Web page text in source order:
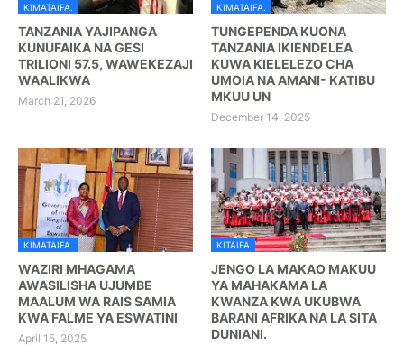
KIMATAIFA.
TANZANIA YAJIPANGA
KUNUFAIKA NA GESI
TRILIONI 57.5, WAWEKEZAJI
WAALIKWA
March 21, 2026
KIMATAIFA.
TUNGEPENDA KUONA
TANZANIA IKIENDELEA
KUWA KIELELEZO CHA
UMOIA NA AMANI- KATIBU
MKUU UN
December 14, 2025
KIMATAIFA.
WAZIRI MHAGAMA
AWASILISHA UJUMBE
MAALUM WA RAIS SAMIA
KWA FALME YA ESWATINI
April 15, 2025
KITAIFA
JENGO LA MAKAO MAKUU
YA MAHAKAMA LA
KWANZA KWA UKUBWA
BARANI AFRIKA NA LA SITA
DUNIANI.